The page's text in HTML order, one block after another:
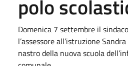
polo
Domenica 7 settembre il
l’assessore all’istruzione
nastro della nuova scuola